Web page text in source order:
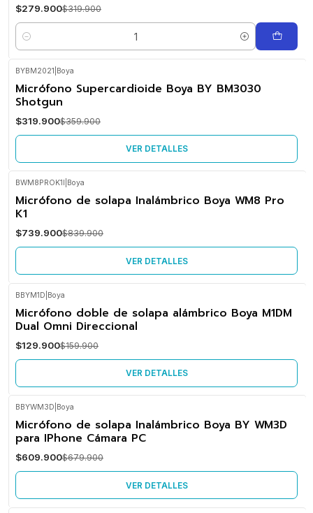
$279.900$319.900
Cantidad
-11%
OFF
BYBM2021 Boya
Micrófono Supercardioide Boya BY BM3030
Shotgun
$319.900$359.900
VER DETALLES
-12%
OFF
BWM8PROK1I Boya
Micrófono de solapa Inalámbrico Boya WM8 Pro
K1
$739.900$839.900
VER DETALLES
-19%
OFF
BBYM1D Boya
Micrófono doble de solapa alámbrico Boya M1DM
Dual Omni Direccional
$129.900$159.900
VER DETALLES
-10%
OFF
BBYWM3D Boya
Micrófono de solapa Inalámbrico Boya BY WM3D
para IPhone Cámara PC
$609.900$679.900
VER DETALLES